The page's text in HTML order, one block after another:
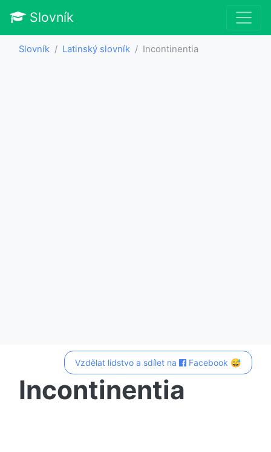
Slovník
Slovník Latinský slovník Incontinentia
Vzdělat lidstvo a sdílet na Facebook 😅
Incontinentia